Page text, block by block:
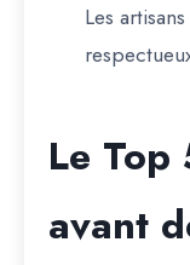
Les
Le
avant